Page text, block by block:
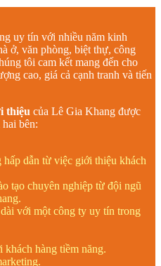
uy tín với nhiều năm kinh
ở, văn phòng, biệt thự, công
tôi cam kết mang đến cho
cao, giá cả cạnh tranh và tiến
thiệu của Lê Gia Khang được
bên:
hấp dẫn từ việc giới thiệu khách
tạo chuyên nghiệp từ đội ngũ
với một công ty uy tín trong
hàng tiềm năng.